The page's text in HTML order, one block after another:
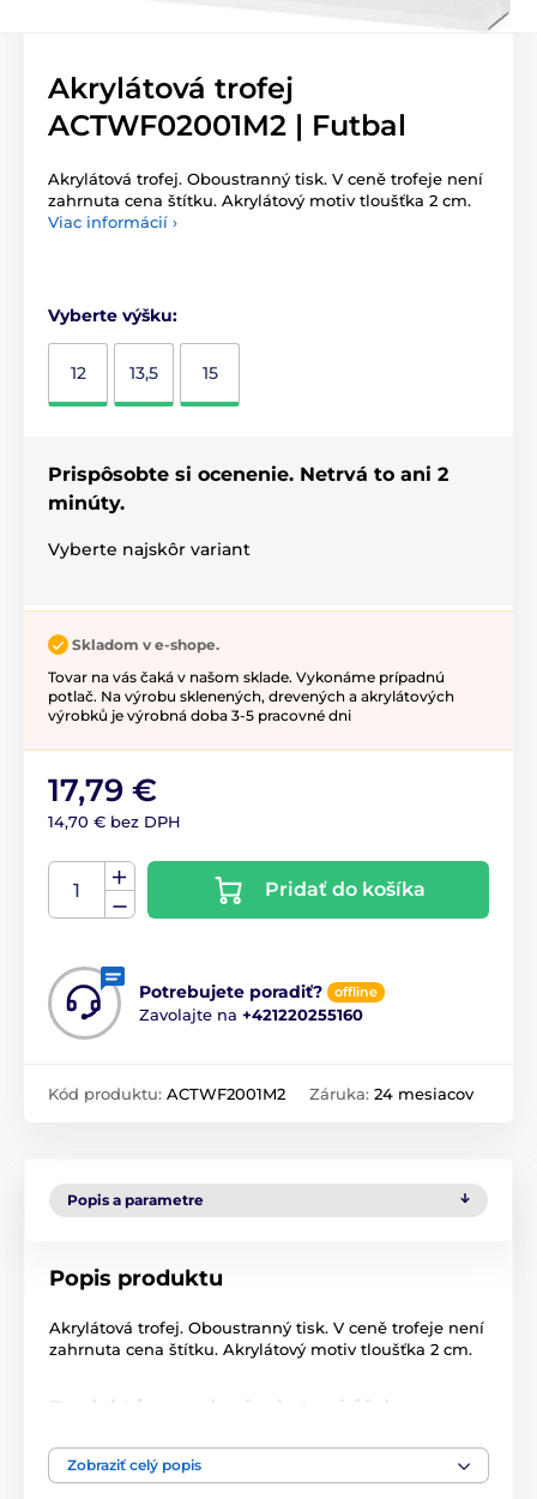
Akrylátová trofej
ACTWF02001M2 | Futbal
Akrylátová trofej. Oboustranný tisk. V ceně trofeje není
zahrnuta cena štítku. Akrylátový motiv tloušťka 2 cm.
Viac informácií ›
Vyberte výšku:
12 13,5 15
Prispôsobte si ocenenie. Netrvá to ani 2
minúty.
Vyberte najskôr variant
Skladom v e-shope.
Tovar na vás čaká v našom sklade. Vykonáme prípadnú
potlač. Na výrobu sklenených, drevených a akrylátových
výrobků je výrobná doba 3-5 pracovné dni
17,79 €
14,70 € bez DPH
Pridať do košíka
Potrebujete poradiť? offline
Zavolajte na +421220255160
Kód produktu: ACTWF2001M2 Záruka: 24 mesiacov
Popis a parametre
Popis produktu
Akrylátová trofej. Oboustranný tisk. V ceně trofeje není
zahrnuta cena štítku. Akrylátový motiv tloušťka 2 cm.
Produkt je zaradený v kategóriách
Futbal Akryl trofeje
Zobraziť celý popis